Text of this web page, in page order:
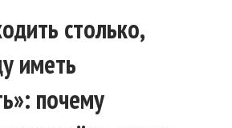
столько,
иметь
почему